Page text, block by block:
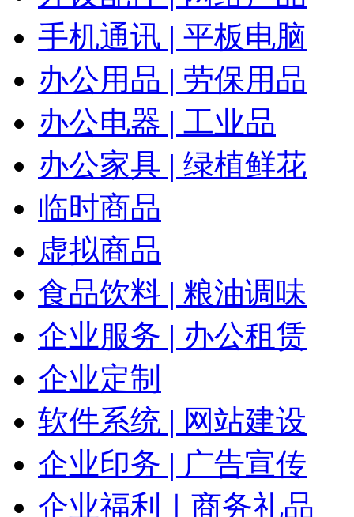
手机通讯 | 平板电脑
办公用品 | 劳保用品
办公电器 | 工业品
办公家具 | 绿植鲜花
临时商品
虚拟商品
食品饮料 | 粮油调味
企业服务 | 办公租赁
企业定制
软件系统 | 网站建设
企业印务 | 广告宣传
企业福利｜商务礼品